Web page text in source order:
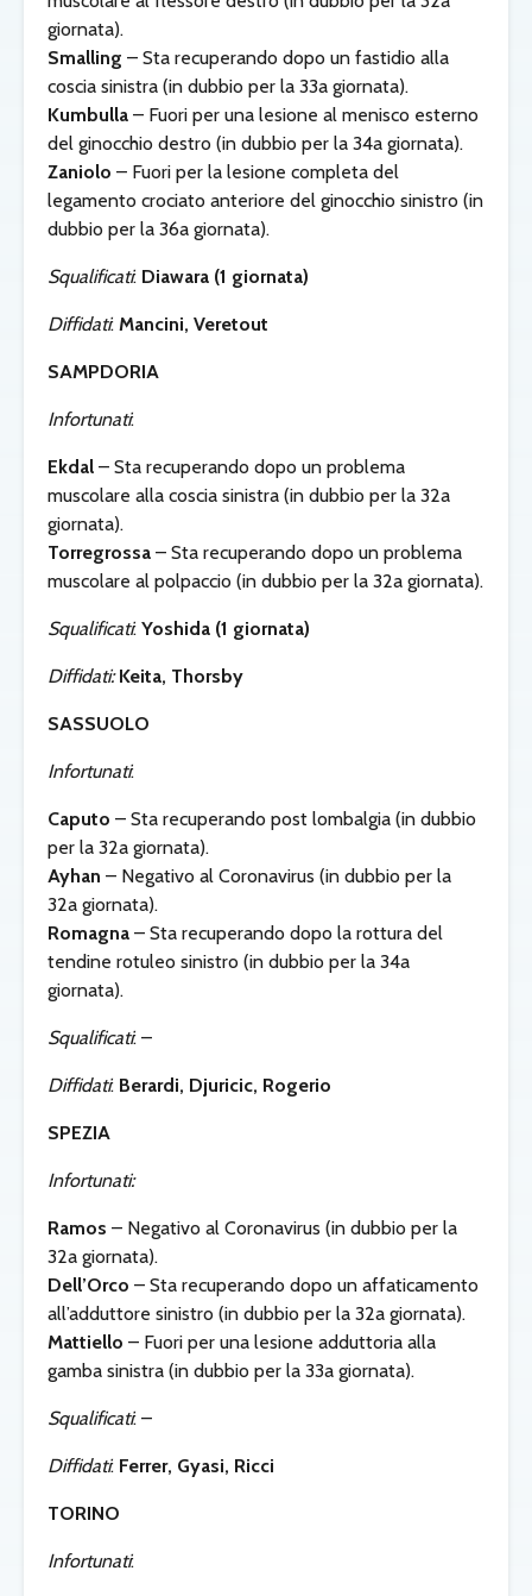
giornata).
Smalling – Sta recuperando dopo un fastidio alla
coscia sinistra (in dubbio per la 33a giornata).
Kumbulla – Fuori per una lesione al menisco esterno
del ginocchio destro (in dubbio per la 34a giornata).
Zaniolo – Fuori per la lesione completa del
legamento crociato anteriore del ginocchio sinistro (in
dubbio per la 36a giornata).
Squalificati: Diawara (1 giornata)
Diffidati: Mancini, Veretout
SAMPDORIA
Infortunati:
Ekdal – Sta recuperando dopo un problema
muscolare alla coscia sinistra (in dubbio per la 32a
giornata).
Torregrossa – Sta recuperando dopo un problema
muscolare al polpaccio (in dubbio per la 32a giornata).
Squalificati: Yoshida (1 giornata)
Diffidati:Keita, Thorsby
SASSUOLO
Infortunati:
Caputo – Sta recuperando post lombalgia (in dubbio
per la 32a giornata).
Ayhan – Negativo al Coronavirus (in dubbio per la
32a giornata).
Romagna – Sta recuperando dopo la rottura del
tendine rotuleo sinistro (in dubbio per la 34a
giornata).
Squalificati: –
Diffidati: Berardi, Djuricic, Rogerio
SPEZIA
Infortunati:
Ramos – Negativo al Coronavirus (in dubbio per la
32a giornata).
Dell’Orco – Sta recuperando dopo un affaticamento
all’adduttore sinistro (in dubbio per la 32a giornata).
Mattiello – Fuori per una lesione adduttoria alla
gamba sinistra (in dubbio per la 33a giornata).
Squalificati: –
Diffidati: Ferrer, Gyasi, Ricci
TORINO
Infortunati: